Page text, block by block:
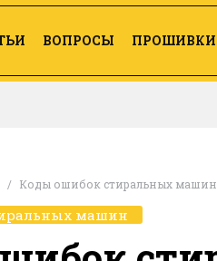
ВОПРОСЫ ПРОШИВКИ
Коды ошибок стиральных машин
машин